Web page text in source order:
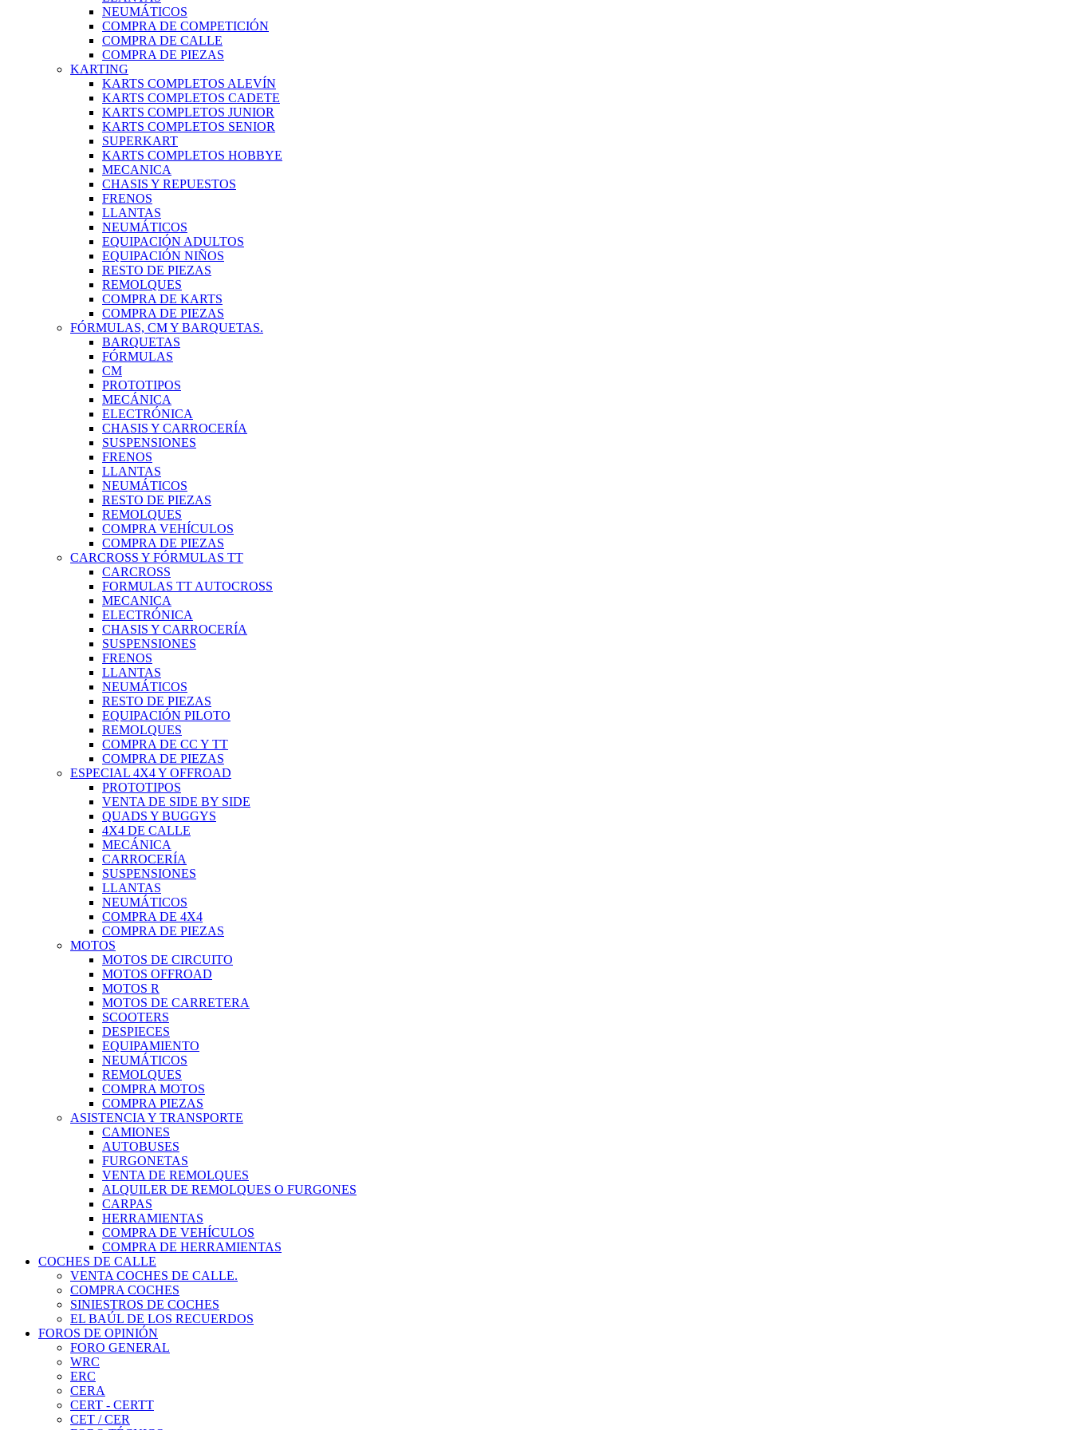
NEUMÁTICOS
COMPRA DE COMPETICIÓN
COMPRA DE CALLE
COMPRA DE PIEZAS
KARTING
KARTS COMPLETOS ALEVÍN
KARTS COMPLETOS CADETE
KARTS COMPLETOS JUNIOR
KARTS COMPLETOS SENIOR
SUPERKART
KARTS COMPLETOS HOBBYE
MECANICA
CHASIS Y REPUESTOS
FRENOS
LLANTAS
NEUMÁTICOS
EQUIPACIÓN ADULTOS
EQUIPACIÓN NIÑOS
RESTO DE PIEZAS
REMOLQUES
COMPRA DE KARTS
COMPRA DE PIEZAS
FÓRMULAS, CM Y BARQUETAS.
BARQUETAS
FÓRMULAS
CM
PROTOTIPOS
MECÁNICA
ELECTRÓNICA
CHASIS Y CARROCERÍA
SUSPENSIONES
FRENOS
LLANTAS
NEUMÁTICOS
RESTO DE PIEZAS
REMOLQUES
COMPRA VEHÍCULOS
COMPRA DE PIEZAS
CARCROSS Y FÓRMULAS TT
CARCROSS
FORMULAS TT AUTOCROSS
MECANICA
ELECTRÓNICA
CHASIS Y CARROCERÍA
SUSPENSIONES
FRENOS
LLANTAS
NEUMÁTICOS
RESTO DE PIEZAS
EQUIPACIÓN PILOTO
REMOLQUES
COMPRA DE CC Y TT
COMPRA DE PIEZAS
ESPECIAL 4X4 Y OFFROAD
PROTOTIPOS
VENTA DE SIDE BY SIDE
QUADS Y BUGGYS
4X4 DE CALLE
MECÁNICA
CARROCERÍA
SUSPENSIONES
LLANTAS
NEUMÁTICOS
COMPRA DE 4X4
COMPRA DE PIEZAS
MOTOS
MOTOS DE CIRCUITO
MOTOS OFFROAD
MOTOS R
MOTOS DE CARRETERA
SCOOTERS
DESPIECES
EQUIPAMIENTO
NEUMÁTICOS
REMOLQUES
COMPRA MOTOS
COMPRA PIEZAS
ASISTENCIA Y TRANSPORTE
CAMIONES
AUTOBUSES
FURGONETAS
VENTA DE REMOLQUES
ALQUILER DE REMOLQUES O FURGONES
CARPAS
HERRAMIENTAS
COMPRA DE VEHÍCULOS
COMPRA DE HERRAMIENTAS
COCHES DE CALLE
VENTA COCHES DE CALLE.
COMPRA COCHES
SINIESTROS DE COCHES
EL BAÚL DE LOS RECUERDOS
FOROS DE OPINIÓN
FORO GENERAL
WRC
ERC
CERA
CERT - CERTT
CET / CER